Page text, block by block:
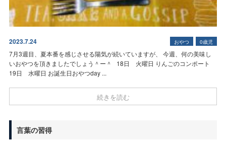
2023.7.24 0歳児
おやつ
7月3週目、夏本番を感じさせる陽気が続いていますが、 今週、何の美味し
いおやつを頂きましたでしょう＾ー＾ 18日 火曜日 りんごのコンポート
19日 水曜日 お誕生日おやつday ...
続きを読む
言葉の習得